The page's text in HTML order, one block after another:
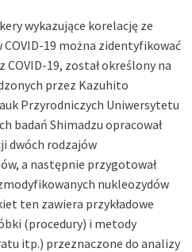
wykazujące korelację ze
19 można zidentyfikować
19, został określony na
przez Kazuhito
Przyrodniczych Uniwersytetu
badań Shimadzu opracował
dwóch rodzajów
a następnie przygotował
nukleozydów
ten zawiera przykładowe
(procedury) i metody
itp.) przeznaczone do analizy